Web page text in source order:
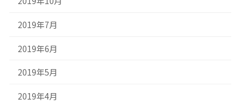
2019年7月
2019年6月
2019年5月
2019年4月